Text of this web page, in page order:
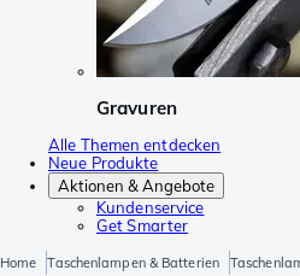
Gravuren
Alle Themen entdecken
Neue Produkte
Aktionen & Angebote
Kundenservice
Get Smarter
Home Taschenlampen & Batterien